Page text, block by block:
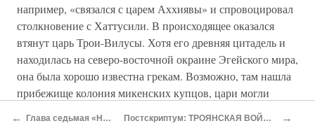
например, «связался с царем Аххиявы» и спровоцировал
столкновение с Хаттусили. В происходящее оказался
втянут царь Трои-Вилусы. Хотя его древняя цитадель и
находилась на северо-восточной окраине Эгейского мира,
она была хорошо известна грекам. Возможно, там нашла
прибежище колония микенских купцов, цари могли
обмениваться посольствами. Троя была самой сильной
крепостью на севере Эгейского мира. Она занимала
← Глава седьмая «НАРОДЫ МОРЯ» Постскриптум: ТРОЯНСКАЯ ВОЙНА ОТКРЫТА ЕЩЕ РАЗ? →